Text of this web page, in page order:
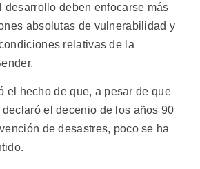
desarrollo deben enfocarse más
absolutas de vulnerabilidad y
relativas de la
el hecho de que, a pesar de que
el decenio de los años 90
de desastres, poco se ha